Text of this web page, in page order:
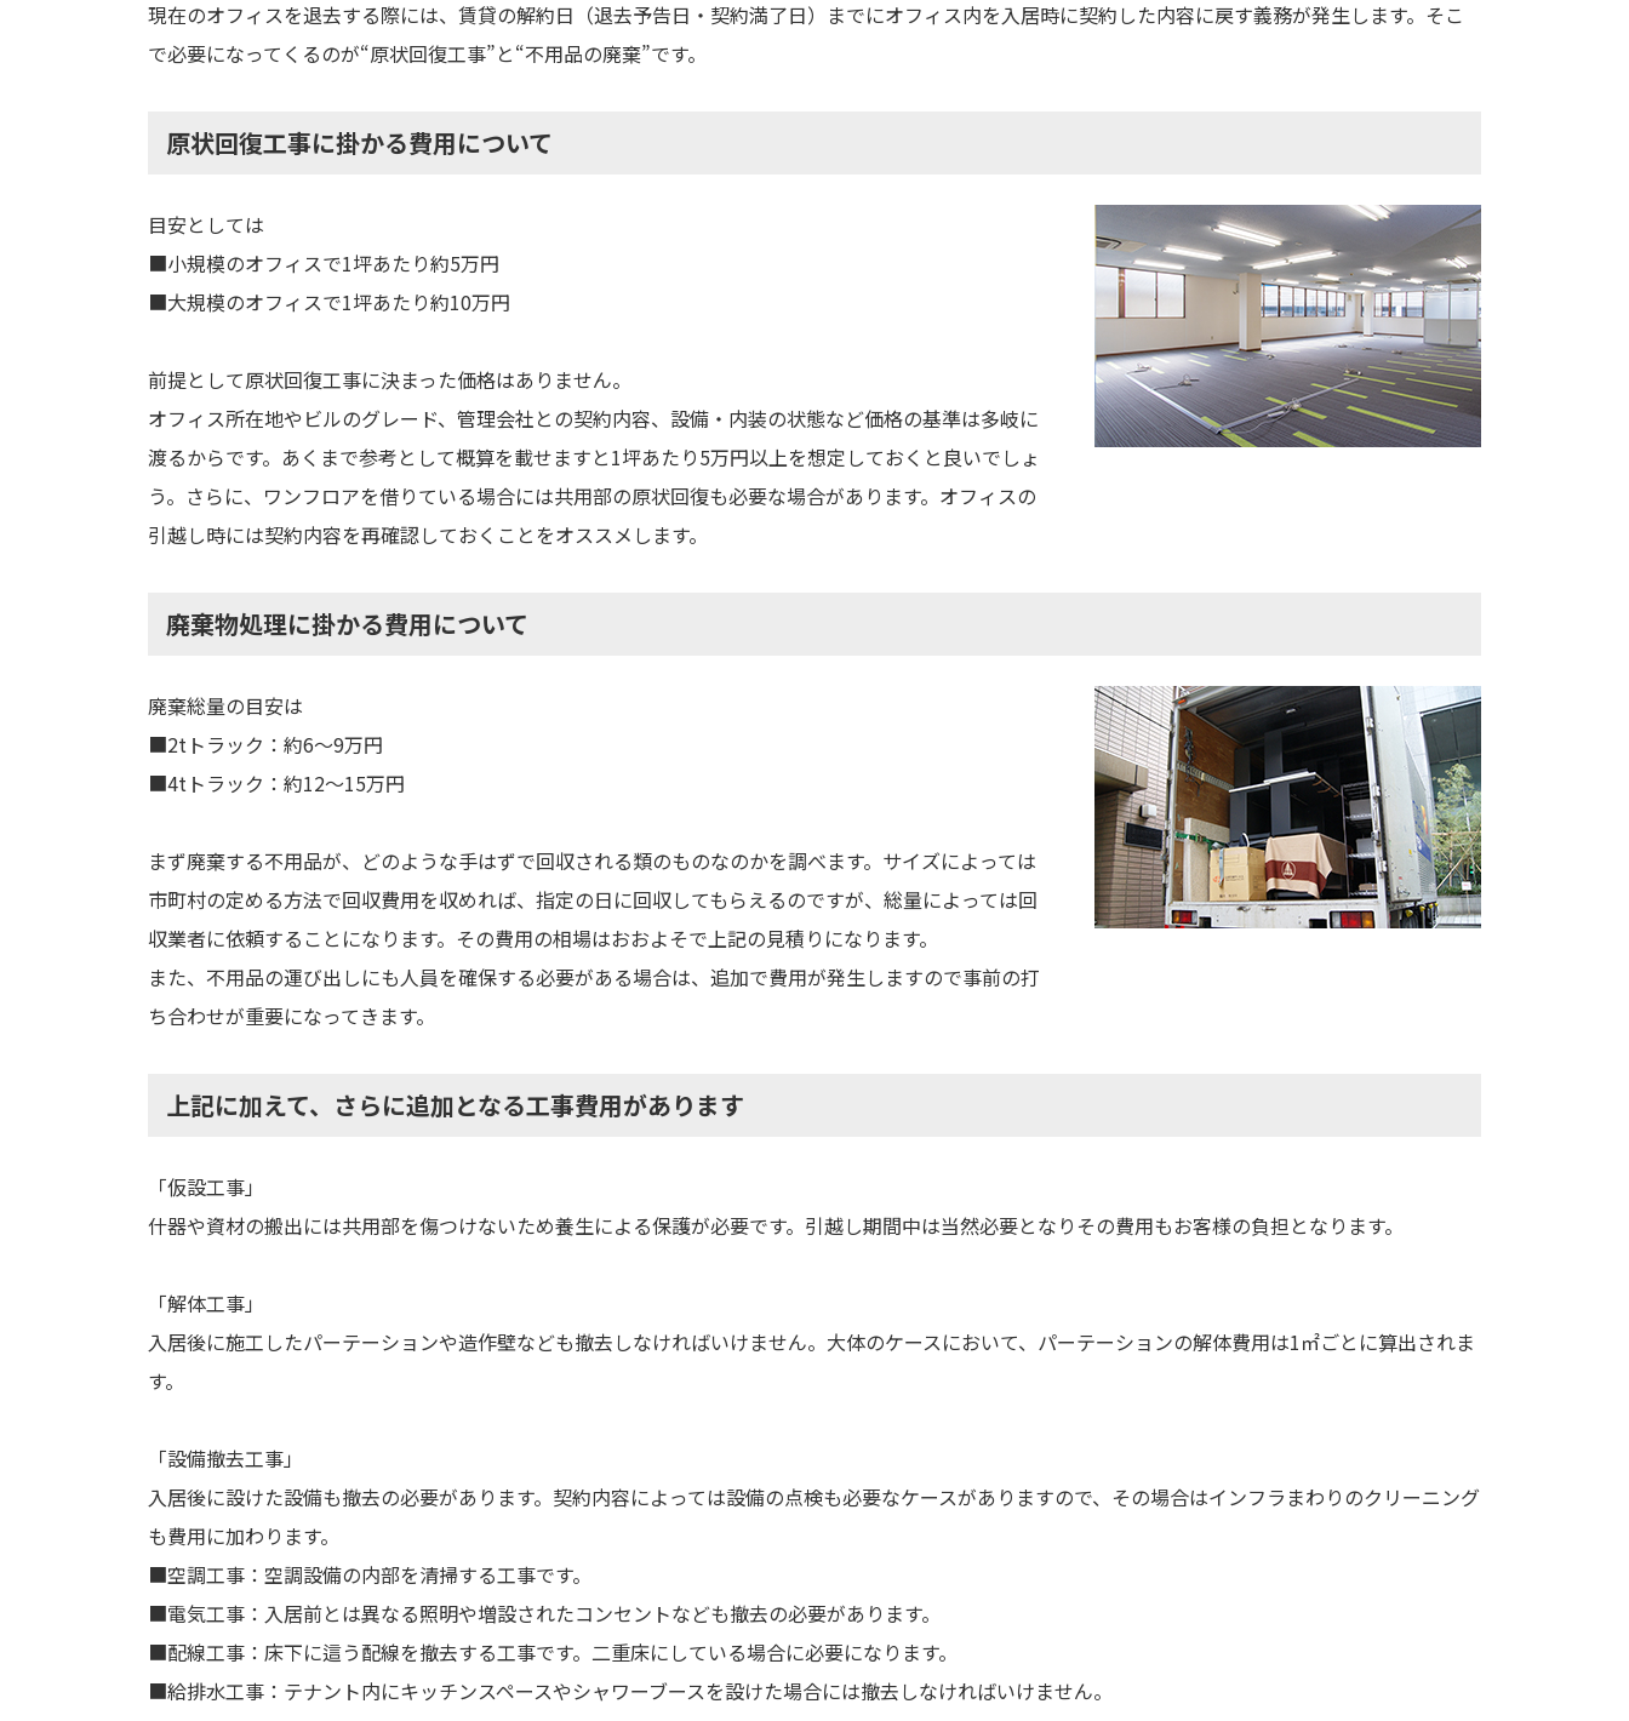
現在のオフィスを退去する際には、賃貸の解約日（退去予告日・契約満了日）までにオフィス内を入居時に契約した内容に戻す義務が発生します。そこ
で必要になってくるのが“原状回復工事”と“不用品の廃棄”です。
原状回復工事に掛かる費用について
目安としては
■小規模のオフィスで1坪あたり約5万円
■大規模のオフィスで1坪あたり約10万円
前提として原状回復工事に決まった価格はありません。
オフィス所在地やビルのグレード、管理会社との契約内容、設備・内装の状態など価格の基準は多岐に
渡るからです。あくまで参考として概算を載せますと1坪あたり5万円以上を想定しておくと良いでしょ
う。さらに、ワンフロアを借りている場合には共用部の原状回復も必要な場合があります。オフィスの
引越し時には契約内容を再確認しておくことをオススメします。
廃棄物処理に掛かる費用について
廃棄総量の目安は
■2tトラック：約6～9万円
■4tトラック：約12～15万円
まず廃棄する不用品が、どのような手はずで回収される類のものなのかを調べます。サイズによっては
市町村の定める方法で回収費用を収めれば、指定の日に回収してもらえるのですが、総量によっては回
収業者に依頼することになります。その費用の相場はおおよそで上記の見積りになります。
また、不用品の運び出しにも人員を確保する必要がある場合は、追加で費用が発生しますので事前の打
ち合わせが重要になってきます。
上記に加えて、さらに追加となる工事費用があります
「仮設工事」
什器や資材の搬出には共用部を傷つけないため養生による保護が必要です。引越し期間中は当然必要となりその費用もお客様の負担となります。
「解体工事」
入居後に施工したパーテーションや造作壁なども撤去しなければいけません。大体のケースにおいて、パーテーションの解体費用は1㎡ごとに算出されま
す。
「設備撤去工事」
入居後に設けた設備も撤去の必要があります。契約内容によっては設備の点検も必要なケースがありますので、その場合はインフラまわりのクリーニング
も費用に加わります。
■空調工事：空調設備の内部を清掃する工事です。
■電気工事：入居前とは異なる照明や増設されたコンセントなども撤去の必要があります。
■配線工事：床下に這う配線を撤去する工事です。二重床にしている場合に必要になります。
■給排水工事：テナント内にキッチンスペースやシャワーブースを設けた場合には撤去しなければいけません。